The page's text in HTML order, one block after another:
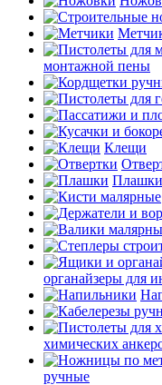
монтажной пены
Клещи
Плашки
органайзеры для
химических
ручные